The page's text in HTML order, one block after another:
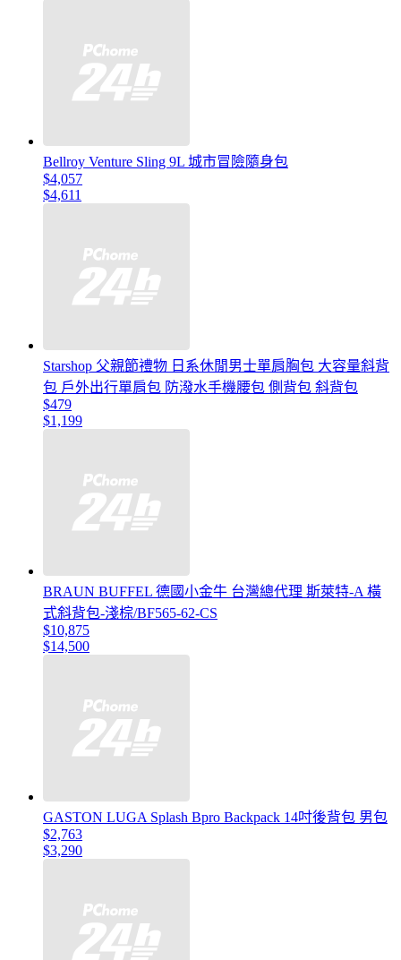
Bellroy Venture Sling 9L 城市冒險隨身包
$4,057
$4,611
Starshop 父親節禮物 日系休閒男士單肩胸包 大容量斜背
包 戶外出行單肩包 防潑水手機腰包 側背包 斜背包
$479
$1,199
BRAUN BUFFEL 德國小金牛 台灣總代理 斯萊特-A 橫
式斜背包-淺棕/BF565-62-CS
$10,875
$14,500
GASTON LUGA Splash Bpro Backpack 14吋後背包 男包
$2,763
$3,290